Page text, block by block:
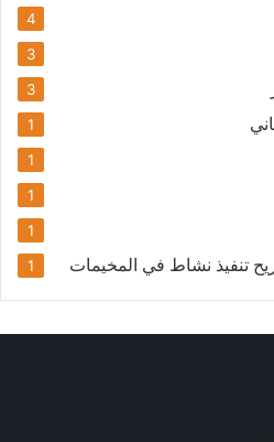
4
3
3
1
1
1
1
تنفيذ نشاط في المخيمات 1